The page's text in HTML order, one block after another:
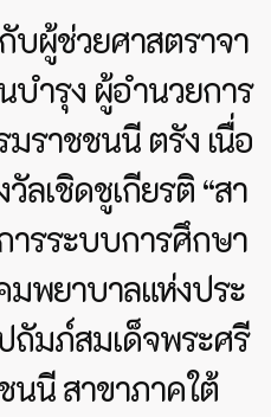
ผู้ช่วยศาสตราจา
บำรุง ผู้อำนวยการ
ราชชนนี ตรัง เนื่อ
ลเชิดชูเกียรติ “สา
รระบบการศึกษา
มพยาบาลแห่งประ
ถัมภ์สมเด็จพระศรี
นี สาขาภาคใต้